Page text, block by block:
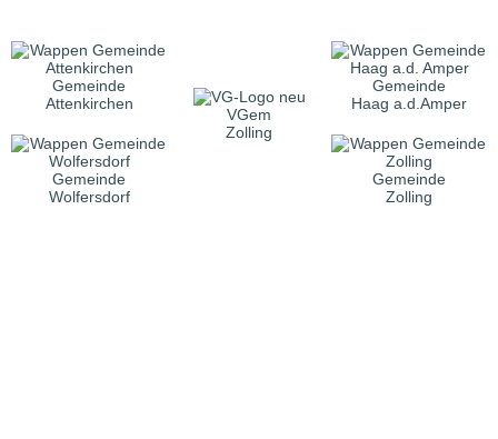
Gemeinde
Attenkirchen
VGem
Zolling
Gemeinde
Haag a.d.Amper
Gemeinde
Wolfersdorf
Gemeinde
Zolling